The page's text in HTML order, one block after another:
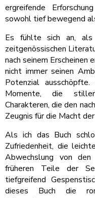
ergreifende
sowohl tief bewegend
Es fühlte sich an,
zeitgenössischen
nach seinem Erscheinen
nicht immer seinen
Potenzial
Momente, die
Charakteren, die den
Zeugnis für die Macht
Als ich das Buch
Zufriedenheit, die
Abwechslung von
früheren Teile der
tiefgreifend
dieses Buch die